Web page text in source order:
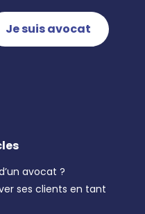
Je suis avocat
avocat ?
ses clients en tant